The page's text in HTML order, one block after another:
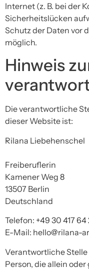
Internet (z. B. bei der
Sicherheitslücken
Schutz der Daten vor
möglich.
Hinweis
Die verantwortliche
dieser Website ist:
Rilana Liebehenschel
Freiberuflerin
Kamener Weg 8
13507 Berlin
Deutschland
Telefon: +49 30 417 64
E-Mail: hello@rilana-
Verantwortliche
Person, die allein